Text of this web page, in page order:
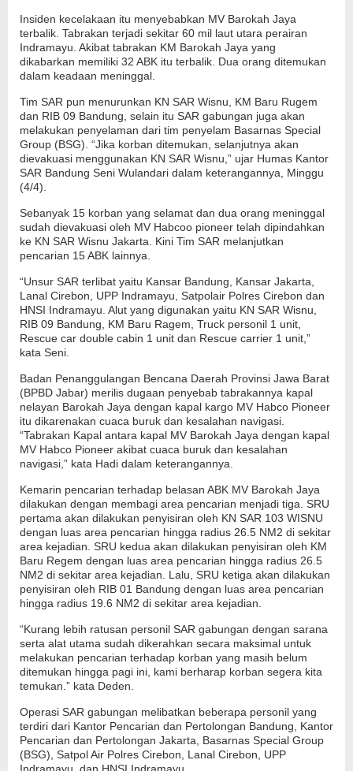
Insiden kecelakaan itu menyebabkan MV Barokah Jaya
terbalik. Tabrakan terjadi sekitar 60 mil laut utara perairan
Indramayu. Akibat tabrakan KM Barokah Jaya yang
dikabarkan memiliki 32 ABK itu terbalik. Dua orang ditemukan
dalam keadaan meninggal.
Tim SAR pun menurunkan KN SAR Wisnu, KM Baru Rugem
dan RIB 09 Bandung, selain itu SAR gabungan juga akan
melakukan penyelaman dari tim penyelam Basarnas Special
Group (BSG). “Jika korban ditemukan, selanjutnya akan
dievakuasi menggunakan KN SAR Wisnu,” ujar Humas Kantor
SAR Bandung Seni Wulandari dalam keterangannya, Minggu
(4/4).
Sebanyak 15 korban yang selamat dan dua orang meninggal
sudah dievakuasi oleh MV Habcoo pioneer telah dipindahkan
ke KN SAR Wisnu Jakarta. Kini Tim SAR melanjutkan
pencarian 15 ABK lainnya.
“Unsur SAR terlibat yaitu Kansar Bandung, Kansar Jakarta,
Lanal Cirebon, UPP Indramayu, Satpolair Polres Cirebon dan
HNSI Indramayu. Alut yang digunakan yaitu KN SAR Wisnu,
RIB 09 Bandung, KM Baru Ragem, Truck personil 1 unit,
Rescue car double cabin 1 unit dan Rescue carrier 1 unit,”
kata Seni.
Badan Penanggulangan Bencana Daerah Provinsi Jawa Barat
(BPBD Jabar) merilis dugaan penyebab tabrakannya kapal
nelayan Barokah Jaya dengan kapal kargo MV Habco Pioneer
itu dikarenakan cuaca buruk dan kesalahan navigasi.
“Tabrakan Kapal antara kapal MV Barokah Jaya dengan kapal
MV Habco Pioneer akibat cuaca buruk dan kesalahan
navigasi,” kata Hadi dalam keterangannya.
Kemarin pencarian terhadap belasan ABK MV Barokah Jaya
dilakukan dengan membagi area pencarian menjadi tiga. SRU
pertama akan dilakukan penyisiran oleh KN SAR 103 WISNU
dengan luas area pencarian hingga radius 26.5 NM2 di sekitar
area kejadian. SRU kedua akan dilakukan penyisiran oleh KM
Baru Regem dengan luas area pencarian hingga radius 26.5
NM2 di sekitar area kejadian. Lalu, SRU ketiga akan dilakukan
penyisiran oleh RIB 01 Bandung dengan luas area pencarian
hingga radius 19.6 NM2 di sekitar area kejadian.
“Kurang lebih ratusan personil SAR gabungan dengan sarana
serta alat utama sudah dikerahkan secara maksimal untuk
melakukan pencarian terhadap korban yang masih belum
ditemukan hingga pagi ini, kami berharap korban segera kita
temukan.” kata Deden.
Operasi SAR gabungan melibatkan beberapa personil yang
terdiri dari Kantor Pencarian dan Pertolongan Bandung, Kantor
Pencarian dan Pertolongan Jakarta, Basarnas Special Group
(BSG), Satpol Air Polres Cirebon, Lanal Cirebon, UPP
Indramayu, dan HNSI Indramayu.